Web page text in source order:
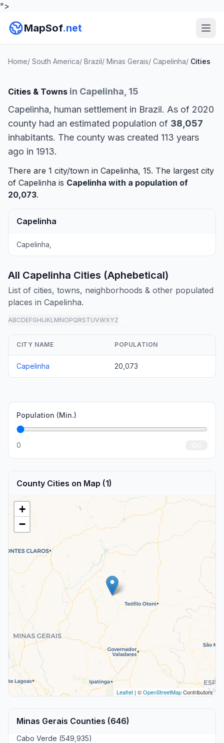
">
MapSof.net
Home/ South America/ Brazil/ Minas Gerais/ Capelinha/ Cities
Cities & Towns in Capelinha, 15
Capelinha, human settlement in Brazil. As of 2020
county had an estimated population of 38,057
inhabitants. The county was created 113 years
ago in 1913.
There are 1 city/town in Capelinha, 15. The largest city
of Capelinha is Capelinha with a population of
20,073.
Capelinha
Capelinha,
All Capelinha Cities (Aphebetical)
List of cities, towns, neighborhoods & other populated
places in Capelinha.
ABCDEFGHIJKLMNOPQRSTUVWXYZ
CITY NAME POPULATION
Capelinha 20,073
Population (Min.)
0
County Cities on Map (1)
+
−
Leaflet | ©OpenStreetMapContributors
Minas Gerais Counties (646)
Cabo Verde (549,935)